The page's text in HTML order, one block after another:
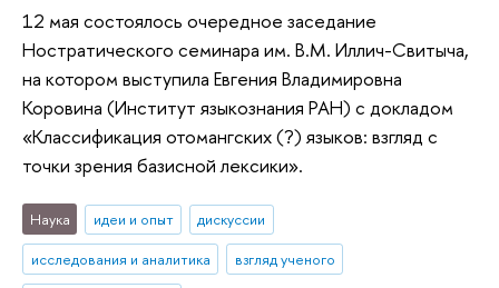
12 мая состоялось очередное заседание
Ностратического семинара им. В.М. Иллич-Свитыча,
на котором выступила Евгения Владимировна
Коровина (Институт языкознания РАН) с докладом
«Классификация отомангских (?) языков: взгляд с
точки зрения базисной лексики».
Наука идеи и опыт
дискуссии
исследования и аналитика
взгляд ученого